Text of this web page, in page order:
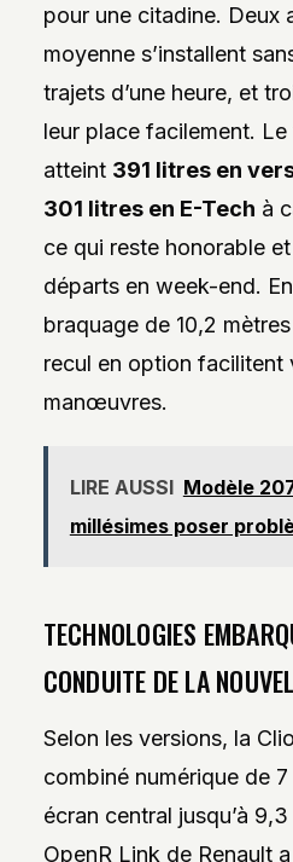
pour une citadine. Deux
moyenne s’installent
trajets d’une heure, et
leur place facilement.
atteint 391 litres en
301 litres en E-Tech à
ce qui reste honorable
départs en week-end.
braquage de 10,2
recul en option facilitent
manœuvres.
LIRE AUSSI Modèle
millésimes poser
TECHNOLOGIES
CONDUITE DE LA
Selon les versions, la
combiné numérique de
écran central jusqu’à
OpenR Link de Renault